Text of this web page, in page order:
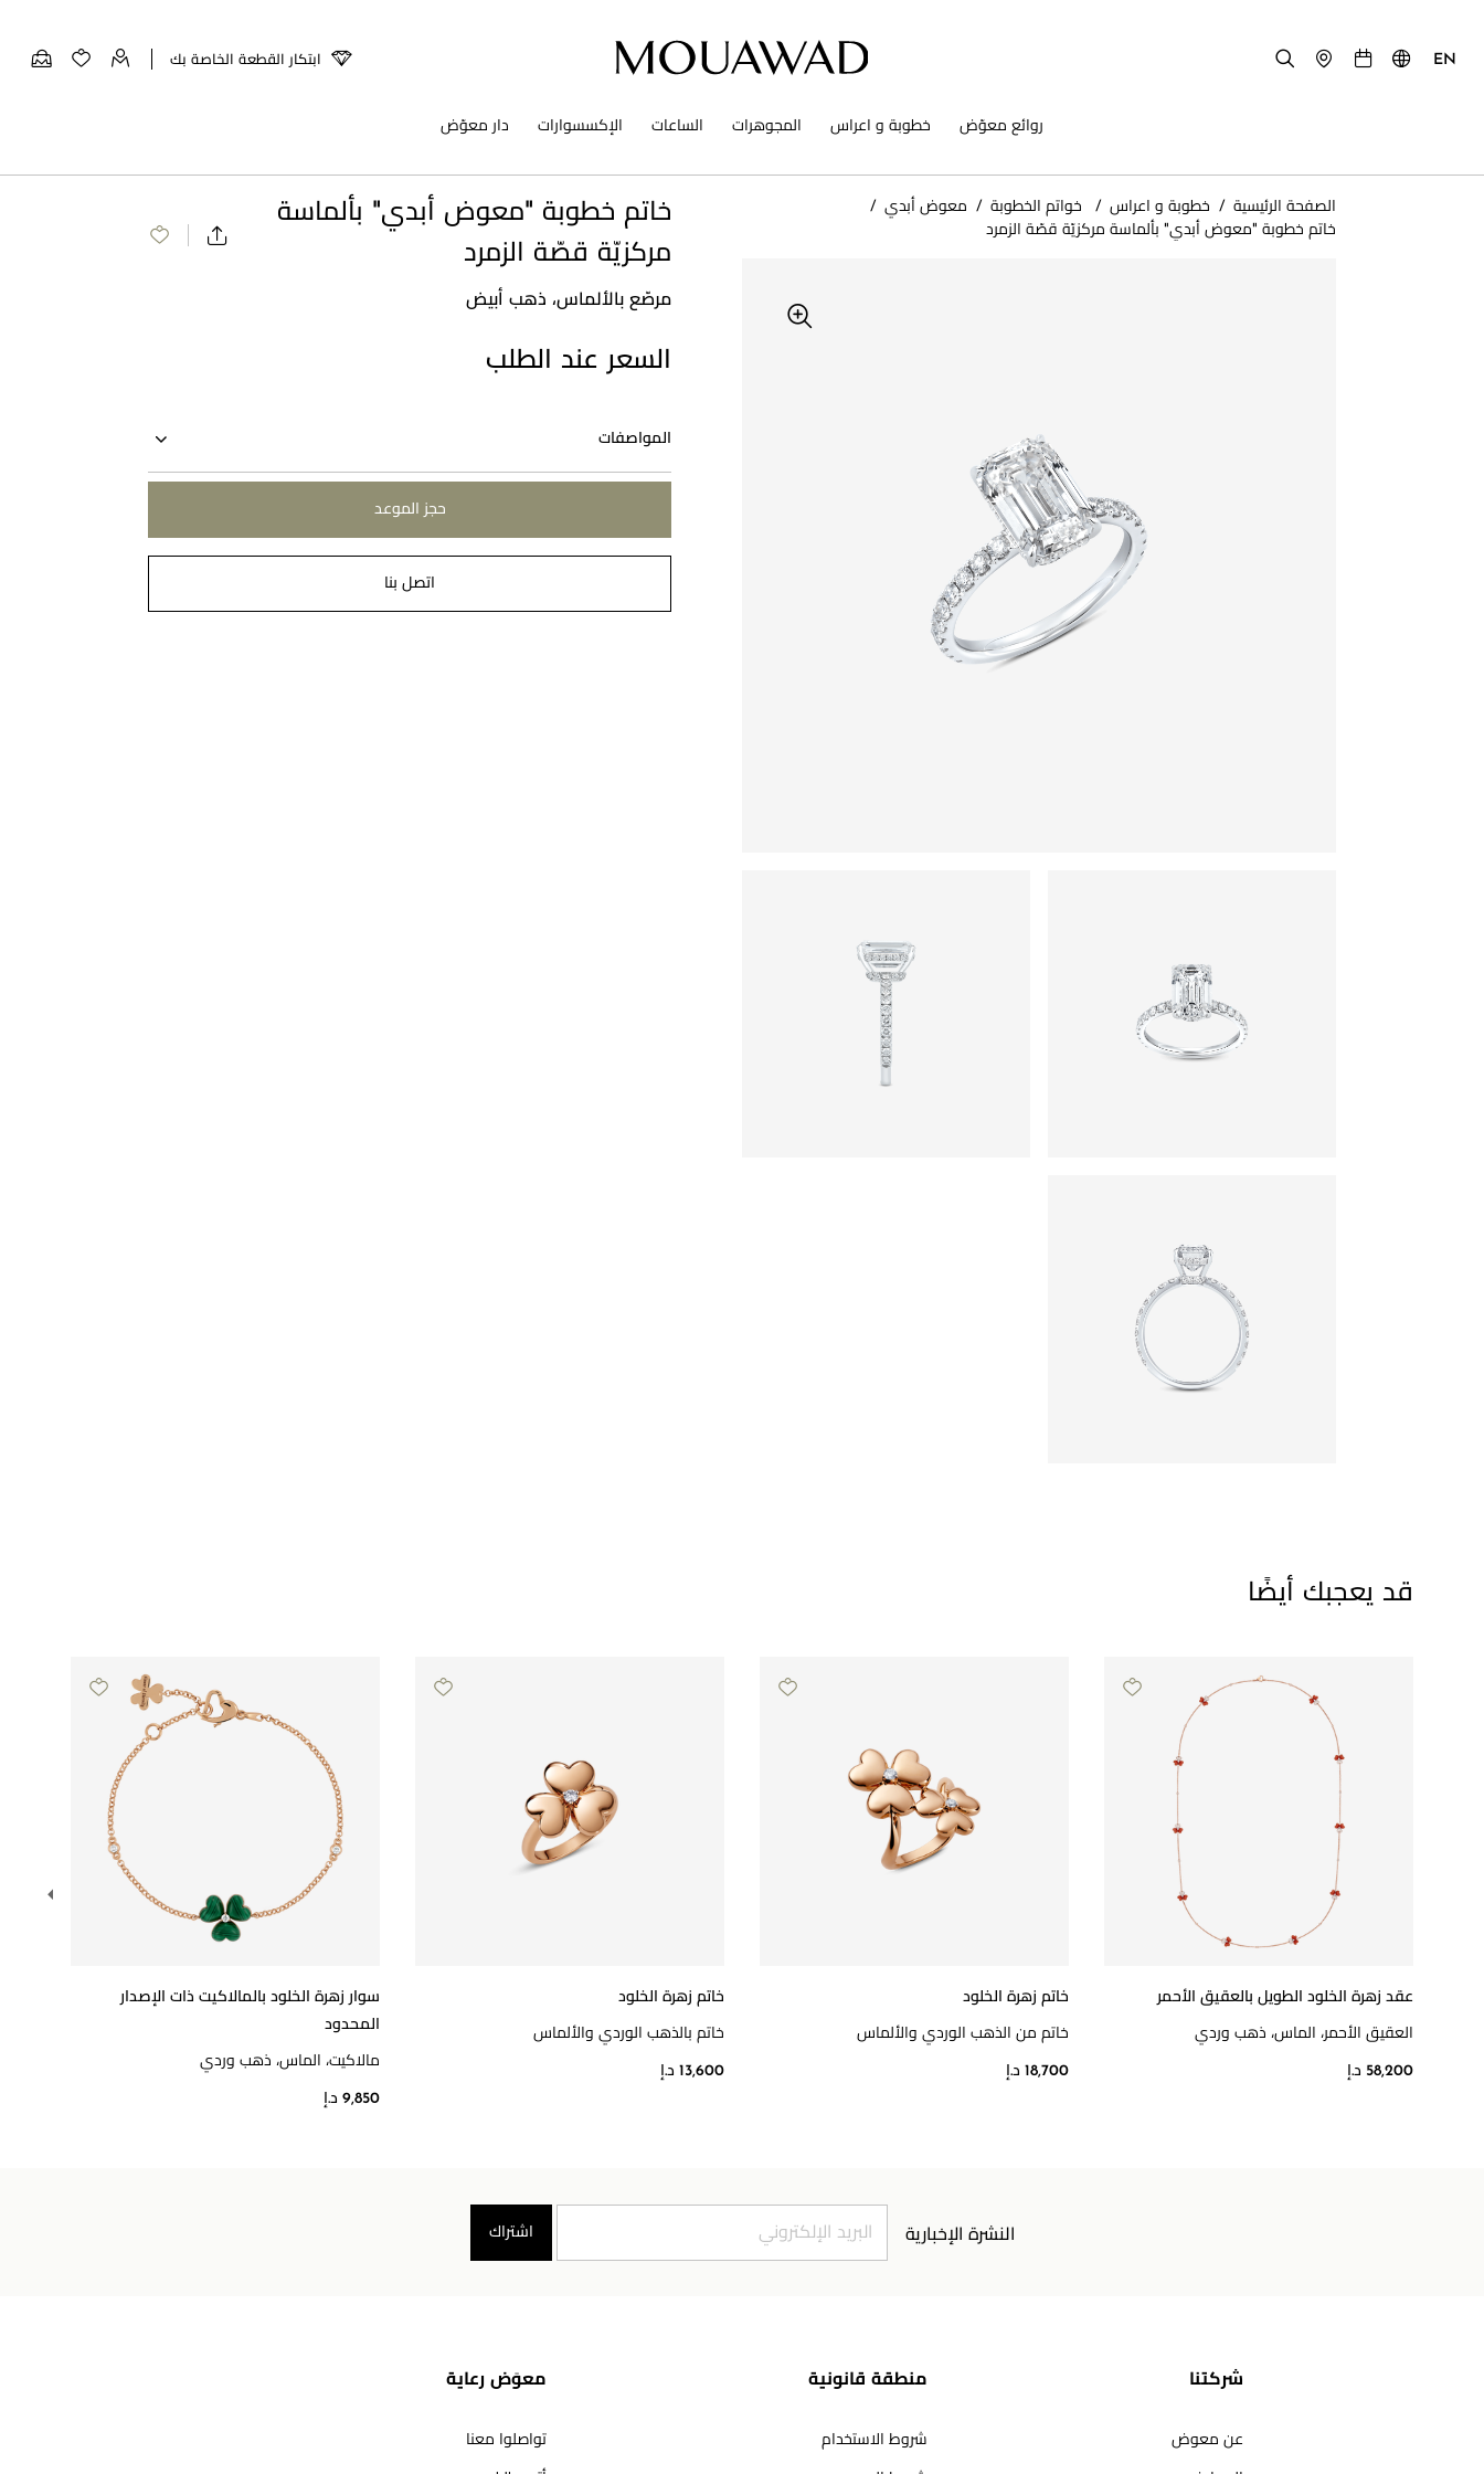
EN ابتكار القطعة الخاصة بك
روائع معوّض خطوبة و اعراس المجوهرات الساعات الإكسسوارات دار معوّض
الصفحة الرئيسية / خطوبة و اعراس / ​ خواتم الخطوبة / معوض أبدي /
خاتم خطوبة "معوض أبدي" بألماسة مركزيّة قصّة الزمرد
خاتم خطوبة "معوض أبدي" بألماسة
مركزيّة قصّة الزمرد
مرصّع بالألماس، ذهب أبيض
السعر عند الطلب
المواصفات
حجز الموعد
اتصل بنا
قد يعجبك أيضًا
عقد زهرة الخلود الطويل بالعقيق الأحمر
العقيق الأحمر، الماس، ذهب وردي
58,200 د.إ
خاتم زهرة الخلود
خاتم من الذهب الوردي والألماس
18,700 د.إ
خاتم زهرة الخلود
خاتم بالذهب الوردي والألماس
13,600 د.إ
سوار زهرة الخلود بالمالاكيت ذات الإصدار
المحدود
مالاكيت، الماس، ذهب وردي
9,850 د.إ
النشرة الإخبارية اشتراك
شركتنا
عن معوض
منطقة قانونية
شروط الاستخدام
معوَض رعاية
تواصلوا معنا